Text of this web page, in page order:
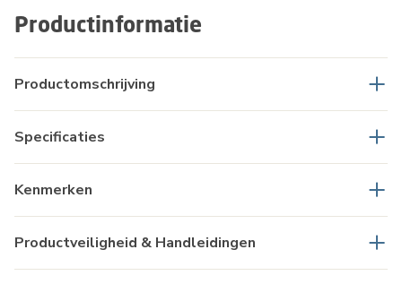
Productinformatie
Productomschrijving
Specificaties
Kenmerken
Productveiligheid & Handleidingen